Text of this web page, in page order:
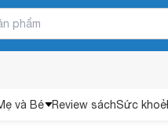
và Bé Review sáchSức khoẻ